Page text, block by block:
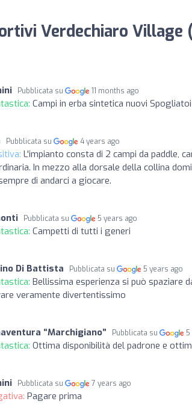
Verdechiaro Village
Pubblicata su 11 months ago
Campi in erba sintetica nuovi
Pubblicata su 4 years ago
L'impianto consta di 2 campi da paddle,
In mezzo alla dorsale della collina
di andarci a giocare.
Pubblicata su 5 years ago
Campetti di tutti i generi
Di Battista Pubblicata su 5 years ago
Bellissima esperienza si può spaziare
veramente divertentissimo
“Marchigiano” Pubblicata su 5
Ottima disponibilità del padrone e
Pubblicata su 7 years ago
Pagare prima